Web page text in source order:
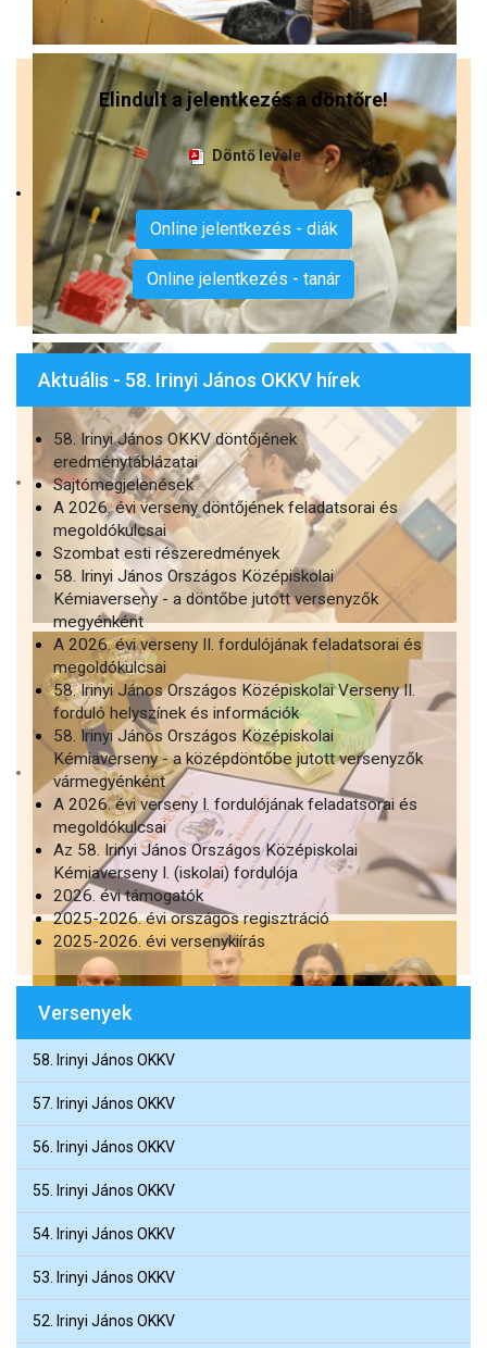
Elindult a jelentkezés a döntőre!
Döntő levele
Online jelentkezés - diák
Online jelentkezés - tanár
Aktuális - 58. Irinyi János OKKV hírek
58. Irinyi János OKKV döntőjének
eredménytáblázatai
Sajtómegjelenések
A 2026. évi verseny döntőjének feladatsorai és
megoldókulcsai
Szombat esti részeredmények
58. Irinyi János Országos Középiskolai
Kémiaverseny - a döntőbe jutott versenyzők
megyénként
A 2026. évi verseny II. fordulójának feladatsorai és
megoldókulcsai
58. Irinyi János Országos Középiskolai Verseny II.
forduló helyszínek és információk
58. Irinyi János Országos Középiskolai
Kémiaverseny - a középdöntőbe jutott versenyzők
vármegyénként
A 2026. évi verseny I. fordulójának feladatsorai és
megoldókulcsai
Az 58. Irinyi János Országos Középiskolai
Kémiaverseny I. (iskolai) fordulója
2026. évi támogatók
2025-2026. évi országos regisztráció
2025-2026. évi versenykiírás
Versenyek
58. Irinyi János OKKV
57. Irinyi János OKKV
56. Irinyi János OKKV
55. Irinyi János OKKV
54. Irinyi János OKKV
53. Irinyi János OKKV
52. Irinyi János OKKV